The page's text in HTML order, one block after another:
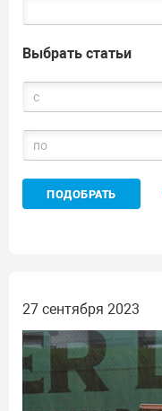
Выбрать статьи
27 сентября 2023